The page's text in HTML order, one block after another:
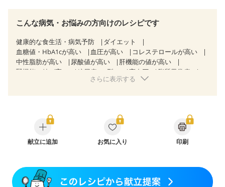
こんな病気・お悩みの方向けのレシピです
健康的な食生活・病気予防
ダイエット
血糖値・HbA1cが高い
血圧が高い
コレステロールが高い
中性脂肪が高い
尿酸値が高い
肝機能の値が高い
腎機能の値が高い
糖尿病（2型） 高血圧
脂質異常症
狭心症 心筋梗塞
糖尿病性腎症（第１期）
糖尿病性腎症（第２期）
糖尿病性腎症（第３期）
CKD（ステージ１）
CKD（ステージ２）
CKD（ステージ３a）
乳がん治療を終えた方・経過観察中の方など
妊婦健診・体重増加が気になる（初期）
さらに表示する
献立に追加 お気に入り 印刷